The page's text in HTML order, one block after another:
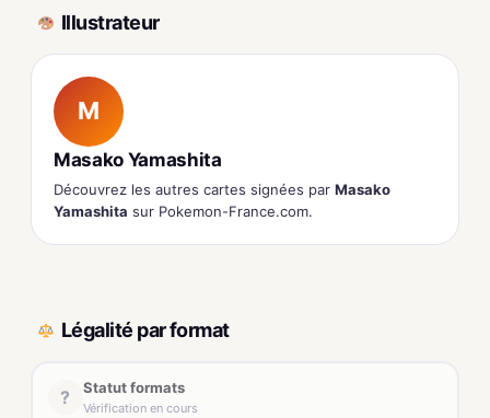
Illustrateur
M
Masako Yamashita
Découvrez les autres cartes signées par Masako
Yamashita sur Pokemon-France.com.
Légalité par format
? Statut formats
Vérification en cours